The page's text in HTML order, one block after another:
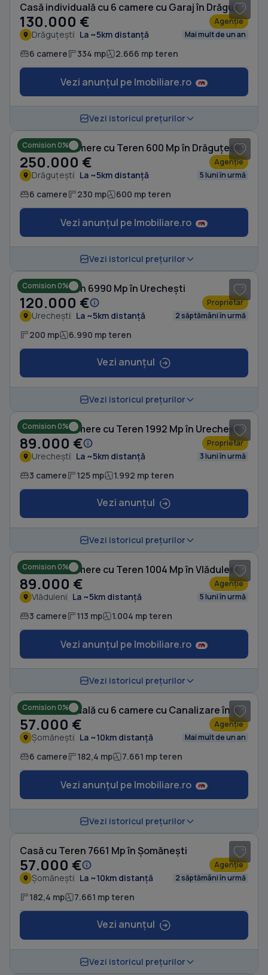
Casă individuală cu 6 camere cu Garaj în Drăguțești
130.000 € Agenție
Drăguțești La ~5km distanță Mai mult de un an
6 camere 334 mp 2.666 mp teren
Vezi anunțul pe Imobiliare.ro
Vezi istoricul prețurilor
Comision 0%
Casă cu 6 camere cu Teren 600 Mp în Drăguțești
250.000 € Agenție
Drăguțești La ~5km distanță 5 luni în urmă
6 camere 230 mp 600 mp teren
Vezi anunțul pe Imobiliare.ro
Vezi istoricul prețurilor
Comision 0%
Casă cu Teren 6990 Mp în Urechești
120.000 € Proprietar
Urechești La ~5km distanță 2 săptămâni în urmă
200 mp 6.990 mp teren
Vezi anunțul
Vezi istoricul prețurilor
Comision 0%
Casă cu 3 camere cu Teren 1992 Mp în Urechești
89.000 € Proprietar
Urechești La ~5km distanță 3 luni în urmă
3 camere 125 mp 1.992 mp teren
Vezi anunțul
Vezi istoricul prețurilor
Comision 0%
Casă cu 3 camere cu Teren 1004 Mp în Vlăduleni
89.000 € Agenție
Vlăduleni La ~5km distanță 5 luni în urmă
3 camere 113 mp 1.004 mp teren
Vezi anunțul pe Imobiliare.ro
Vezi istoricul prețurilor
Comision 0% Casă individuală cu 6 camere cu Canalizare în Șomănești
57.000 € Agenție
Șomănești La ~10km distanță Mai mult de un an
6 camere 182,4 mp 7.661 mp teren
Vezi anunțul pe Imobiliare.ro
Vezi istoricul prețurilor
Casă cu Teren 7661 Mp în Șomănești
57.000 € Agenție
Șomănești La ~10km distanță 2 săptămâni în urmă
182,4 mp 7.661 mp teren
Vezi anunțul
Vezi istoricul prețurilor